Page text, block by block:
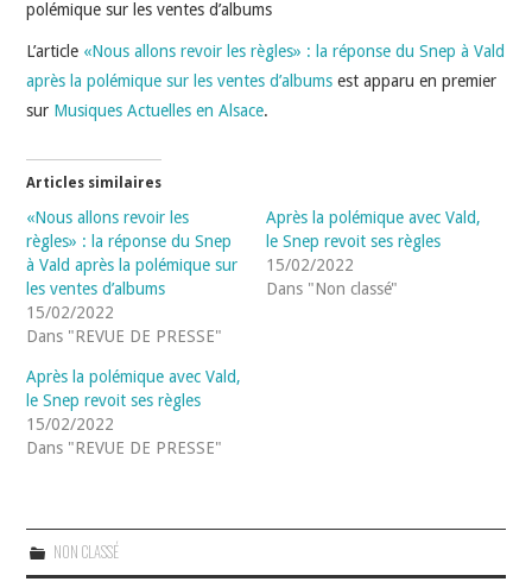
polémique sur les ventes d’albums
L’article «Nous allons revoir les règles» : la réponse du Snep à Vald
après la polémique sur les ventes d’albums est apparu en premier
sur Musiques Actuelles en Alsace.
Articles similaires
«Nous allons revoir les
règles» : la réponse du Snep
à Vald après la polémique sur
les ventes d’albums
15/02/2022
Dans "REVUE DE PRESSE"
Après la polémique avec Vald,
le Snep revoit ses règles
15/02/2022
Dans "Non classé"
Après la polémique avec Vald,
le Snep revoit ses règles
15/02/2022
Dans "REVUE DE PRESSE"
NON CLASSÉ